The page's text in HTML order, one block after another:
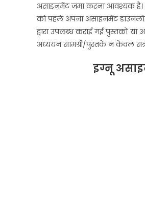
असाइनमेंट जमा करना आवश्यक है।
को पहले अपना असाइनमेंट डाउनलोड
द्वारा उपलब्ध कराई गई पुस्तकों
अध्ययन सामग्री/पुस्तकें न केवल
इग्नू